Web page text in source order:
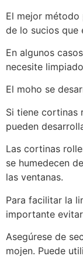
El mejor método
de lo sucios que
En algunos
necesite
El moho se
Si tiene cortinas
pueden
Las cortinas
se humedecen
las ventanas.
Para facilitar la
importante
Asegúrese de
mojen. Puede